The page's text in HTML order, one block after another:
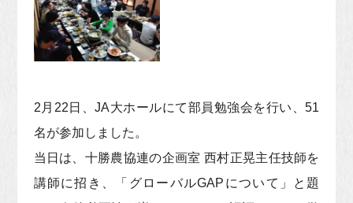
2月22日、JA大ホールにて部員勉強会を行い、51
名が参加しました。
当日は、十勝農協連の企画室 西村正晃主任技師を
講師に招き、「グローバルGAPについて」と題